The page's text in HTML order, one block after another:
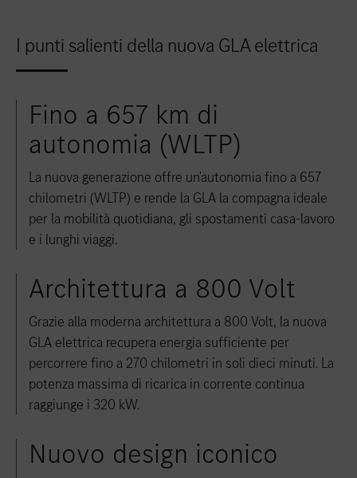
I punti salienti della nuova GLA elettrica
Fino a 657 km di
autonomia (WLTP)
La nuova generazione offre un'autonomia fino a 657
chilometri (WLTP) e rende la GLA la compagna ideale
per la mobilità quotidiana, gli spostamenti casa-lavoro
e i lunghi viaggi.
Architettura a 800 Volt
Grazie alla moderna architettura a 800 Volt, la nuova
GLA elettrica recupera energia sufficiente per
percorrere fino a 270 chilometri in soli dieci minuti. La
potenza massima di ricarica in corrente continua
raggiunge i 320 kW.
Nuovo design iconico